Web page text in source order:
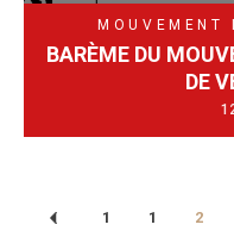
MOUVEMENT
BARÈME DU
DE
1 1 2